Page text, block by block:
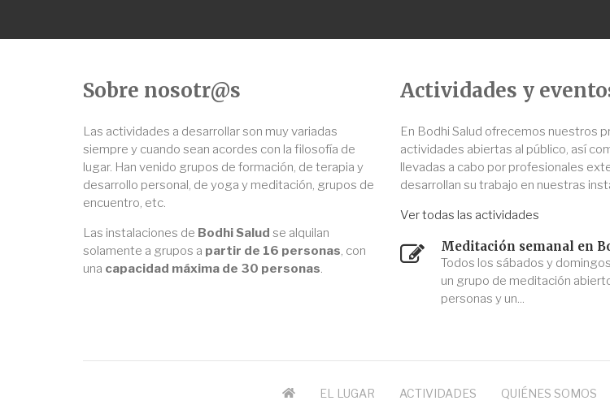
Sobre nosotr@s
Las actividades a desarrollar son muy variadas
siempre y cuando sean acordes con la filosofía de
lugar. Han venido grupos de formación, de terapia y
desarrollo personal, de yoga y meditación, grupos de
encuentro, etc.
Las instalaciones de Bodhi Salud se alquilan
solamente a grupos a partir de 16 personas, con
una capacidad máxima de 30 personas.
Actividades y
En Bodhi Salud ofrecemos nuestros
actividades abiertas al público, así
llevadas a cabo por profesionales
desarrollan su trabajo en nuestras
Ver todas las actividades
Meditación semanal en
Todos los sábados y
un grupo de meditación
personas y un...
EL LUGAR ACTIVIDADES QUIÉNES SOMOS